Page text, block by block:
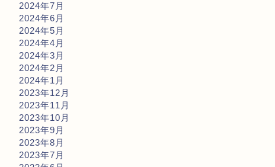
2024年7月
2024年6月
2024年5月
2024年4月
2024年3月
2024年2月
2024年1月
2023年12月
2023年11月
2023年10月
2023年9月
2023年8月
2023年7月